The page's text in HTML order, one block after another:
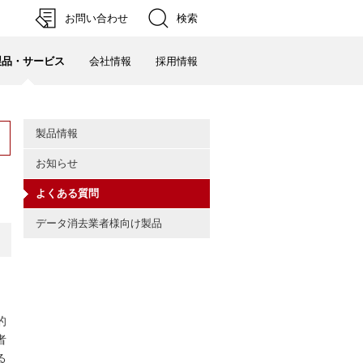
お問い合わせ 検索
・サービス 会社情報 採用情報
製品情報
お知らせ
よくある質問
データ消去業者様向け製品